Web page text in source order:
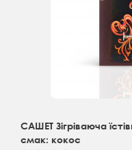
САШЕТ Зігріваюча
смак: кокос